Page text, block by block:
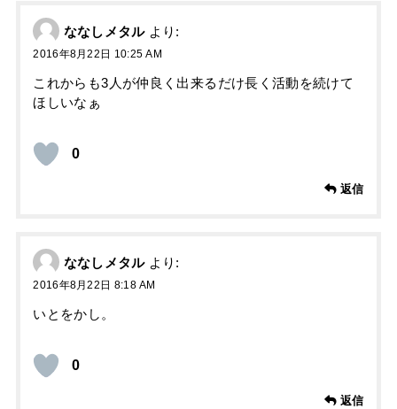
ななしメタル より:
2016年8月22日 10:25 AM
これからも3人が仲良く出来るだけ長く活動を続けて
ほしいなぁ
0
返信
ななしメタル より:
2016年8月22日 8:18 AM
いとをかし。
0
返信